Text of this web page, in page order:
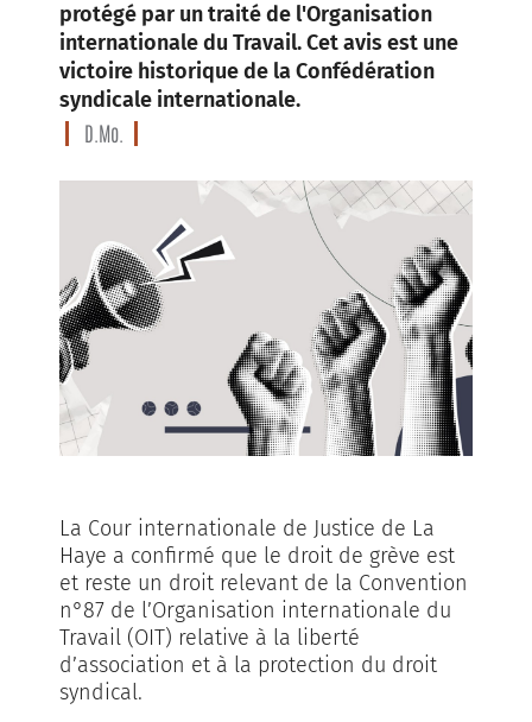
protégé par un traité de l'Organisation
internationale du Travail. Cet avis est une
victoire historique de la Confédération
syndicale internationale.
D.Mo.
La Cour internationale de Justice de La
Haye a confirmé que le droit de grève est
et reste un droit relevant de la Convention
n°87 de l’Organisation internationale du
Travail (OIT) relative à la liberté
d’association et à la protection du droit
syndical.